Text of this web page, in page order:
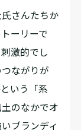
さんたちか
ーリーで
激的でし
ながりが
いう「系
のなかでオ
ブランディ